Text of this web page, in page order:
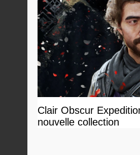
Clair Obscur
nouvelle collection